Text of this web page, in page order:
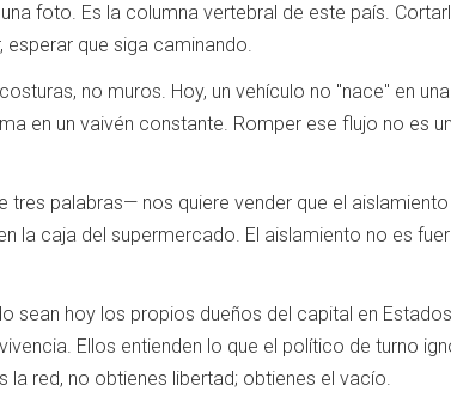
foto. Es la columna vertebral de este país.
que siga caminando.
no muros. Hoy, un vehículo no "nace" en
en un vaivén constante. Romper ese flujo no es
palabras— nos quiere vender que el
la caja del supermercado. El aislamiento no es
hoy los propios dueños del capital en
Ellos entienden lo que el político de turno
red, no obtienes libertad; obtienes el vacío.